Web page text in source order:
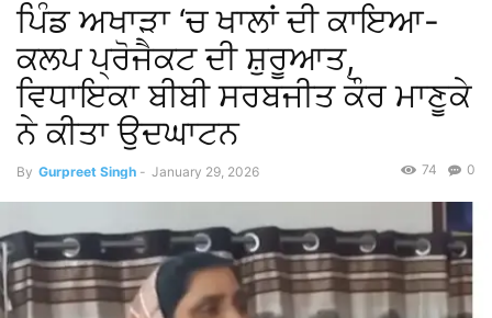
ਪਿੰਡ ਅਖਾੜਾ ‘ਚ ਖਾਲਾਂ ਦੀ ਕਾਇਆ-
ਕਲਪ ਪ੍ਰੋਜੈਕਟ ਦੀ ਸ਼ੁਰੂਆਤ,
ਵਿਧਾਇਕਾ ਬੀਬੀ ਸਰਬਜੀਤ ਕੌਰ ਮਾਣੂਕੇ
ਨੇ ਕੀਤਾ ਉਦਘਾਟਨ
By Gurpreet Singh - January 29, 2026 0
74